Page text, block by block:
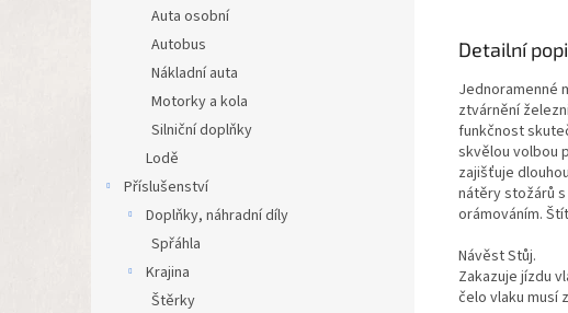
Auta osobní
Autobus
Nákladní auta
Motorky a kola
Silniční doplňky
Lodě
Příslušenství
Doplňky, náhradní díly
Spřáhla
Krajina
Štěrky
Detailní
Jednoramenné
ztvárnění
funkčnost
skvělou volbou
zajišťuje
nátěry stožárů
orámováním.
Návěst Stůj.
Zakazuje jízdu
čelo vlaku musí